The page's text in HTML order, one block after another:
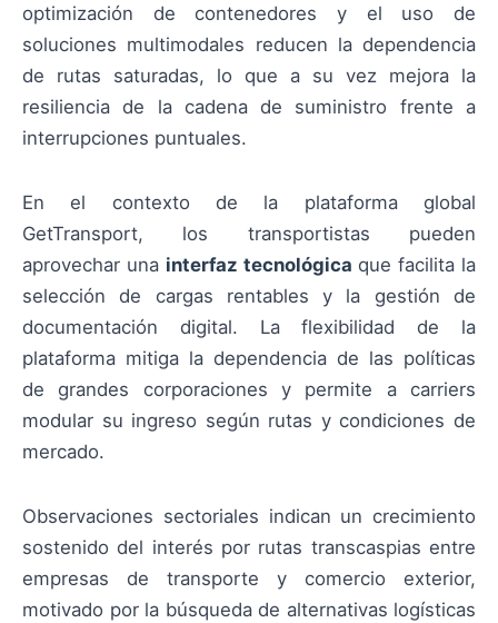
optimización de contenedores y el uso de
soluciones multimodales reducen la dependencia
de rutas saturadas, lo que a su vez mejora la
resiliencia de la cadena de suministro frente a
interrupciones puntuales.
En el contexto de la plataforma global
GetTransport, los transportistas pueden
aprovechar una interfaz tecnológica que facilita la
selección de cargas rentables y la gestión de
documentación digital. La flexibilidad de la
plataforma mitiga la dependencia de las políticas
de grandes corporaciones y permite a carriers
modular su ingreso según rutas y condiciones de
mercado.
Observaciones sectoriales indican un crecimiento
sostenido del interés por rutas transcaspias entre
empresas de transporte y comercio exterior,
motivado por la búsqueda de alternativas logísticas